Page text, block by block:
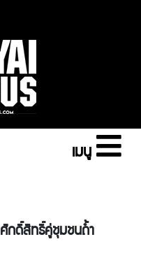
เมนู
ศักดิ์สิทธิ์คู่ชุมชนถ้ำ